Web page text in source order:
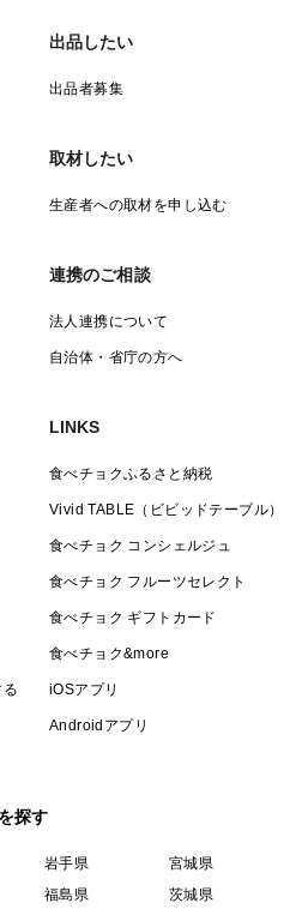
出品したい
出品者募集
取材したい
生産者への取材を申し込む
連携のご相談
法人連携について
自治体・省庁の方へ
LINKS
食べチョクふるさと納税
Vivid TABLE（ビビッドテーブル）
食べチョク コンシェルジュ
食べチョク フルーツセレクト
食べチョク ギフトカード
食べチョク&more
iOSアプリ
Androidアプリ
探す
岩手県
宮城県
福島県
茨城県